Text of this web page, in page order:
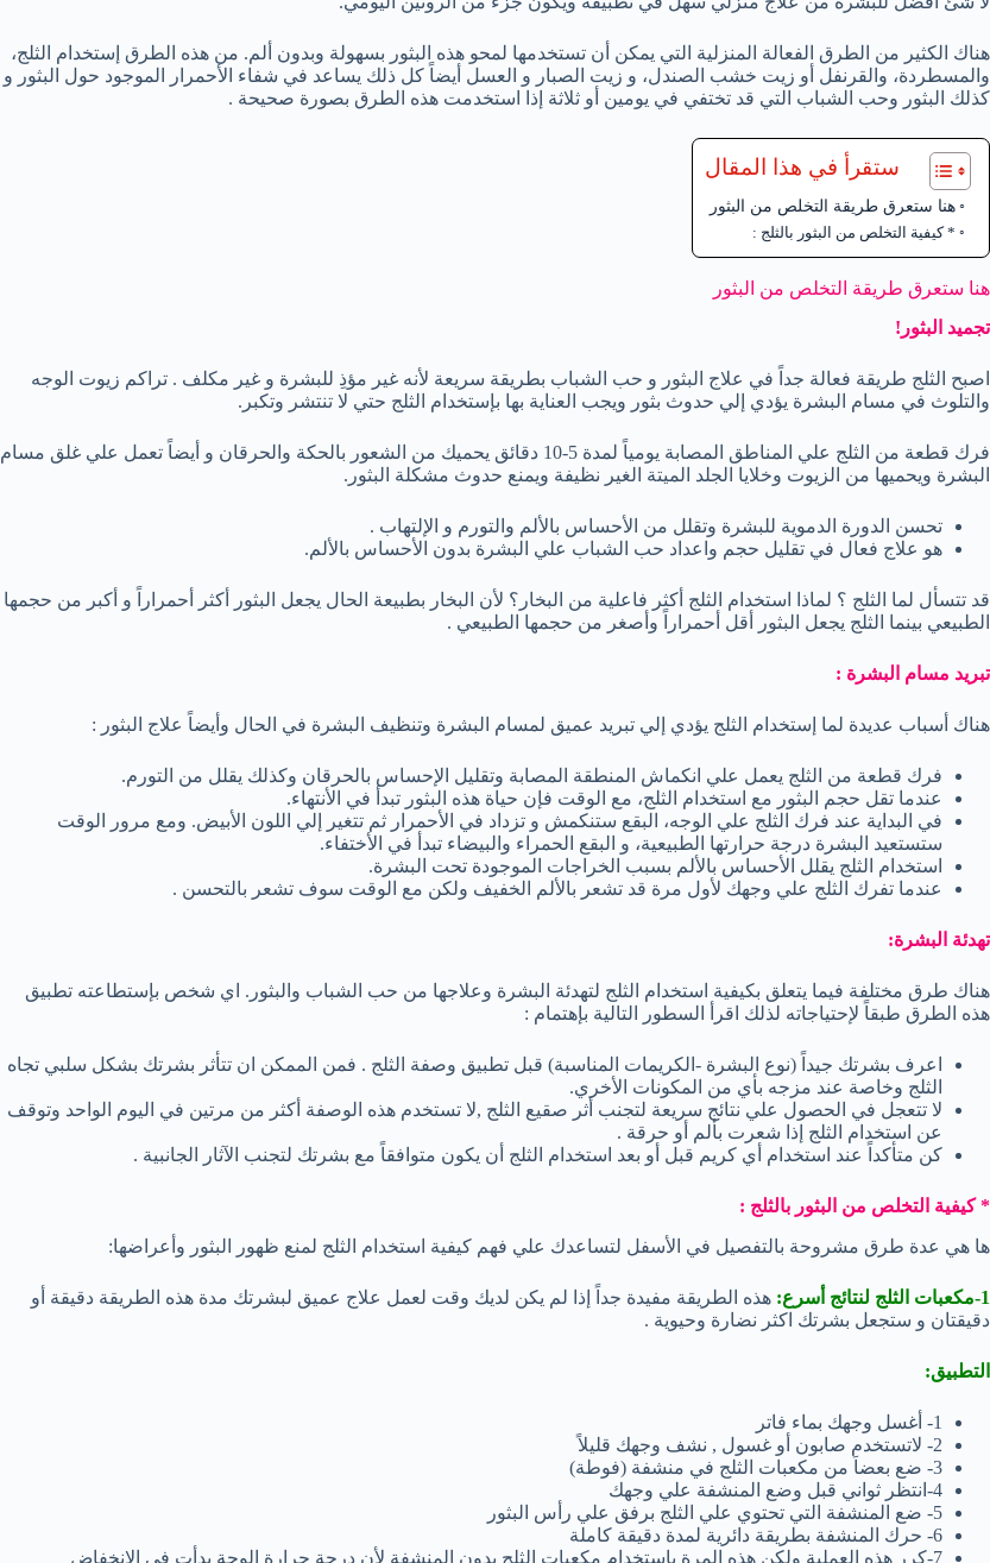
هناك الكثير من الطرق الفعالة المنزلية التي يمكن أن تستخدمها لمحو هذه البثور بسهولة وبدون ألم. من هذه الطرق إستخدام الثلج،
والمسطردة، والقرنفل أو زيت خشب الصندل، و زيت الصبار و العسل أيضاً كل ذلك يساعد في شفاء الأحمرار الموجود حول البثور و
كذلك البثور وحب الشباب التي قد تختفي في يومين أو ثلاثة إذا استخدمت هذه الطرق بصورة صحيحة .
ستقرأ في هذا المقال
هنا ستعرق طريقة التخلص من البثور
* كيفية التخلص من البثور بالثلج :
هنا ستعرق طريقة التخلص من البثور
تجميد البثور!
اصبح الثلج طريقة فعالة جداً في علاج البثور و حب الشباب بطريقة سريعة لأنه غير مؤذِ للبشرة و غير مكلف . تراكم زيوت الوجه
والتلوث في مسام البشرة يؤدي إلي حدوث بثور ويجب العناية بها بإستخدام الثلج حتي لا تنتشر وتكبر.
فرك قطعة من الثلج علي المناطق المصابة يومياً لمدة 5-10 دقائق يحميك من الشعور بالحكة والحرقان و أيضاً تعمل علي غلق مسام
البشرة ويحميها من الزيوت وخلايا الجلد الميتة الغير نظيفة ويمنع حدوث مشكلة البثور.
تحسن الدورة الدموية للبشرة وتقلل من الأحساس بالألم والتورم و الإلتهاب .
هو علاج فعال في تقليل حجم واعداد حب الشباب علي البشرة بدون الأحساس بالألم.
قد تتسأل لما الثلج ؟ لماذا استخدام الثلج أكثر فاعلية من البخار؟ لأن البخار بطبيعة الحال يجعل البثور أكثر أحمراراً و أكبر من حجمها
الطبيعي بينما الثلج يجعل البثور أقل أحمراراً وأصغر من حجمها الطبيعي .
تبريد مسام البشرة :
هناك أسباب عديدة لما إستخدام الثلج يؤدي إلي تبريد عميق لمسام البشرة وتنظيف البشرة في الحال وأيضاً علاج البثور :
فرك قطعة من الثلج يعمل علي انكماش المنطقة المصابة وتقليل الإحساس بالحرقان وكذلك يقلل من التورم.
عندما تقل حجم البثور مع استخدام الثلج، مع الوقت فإن حياة هذه البثور تبدأ في الأنتهاء.
في البداية عند فرك الثلج علي الوجه، البقع ستنكمش و تزداد في الأحمرار ثم تتغير إلي اللون الأبيض. ومع مرور الوقت
ستستعيد البشرة درجة حرارتها الطبيعية، و البقع الحمراء والبيضاء تبدأ في الأختفاء.
استخدام الثلج يقلل الأحساس بالألم بسبب الخراجات الموجودة تحت البشرة.
عندما تفرك الثلج علي وجهك لأول مرة قد تشعر بالألم الخفيف ولكن مع الوقت سوف تشعر بالتحسن .
تهدئة البشرة:
هناك طرق مختلفة فيما يتعلق بكيفية استخدام الثلج لتهدئة البشرة وعلاجها من حب الشباب والبثور. اي شخص بإستطاعته تطبيق
هذه الطرق طبقاً لإحتياجاته لذلك اقرأ السطور التالية بإهتمام :
اعرف بشرتك جيداً (نوع البشرة -الكريمات المناسبة) قبل تطبيق وصفة الثلج . فمن الممكن ان تتأثر بشرتك بشكل سلبي تجاه
الثلج وخاصة عند مزجه بأي من المكونات الأخري.
لا تتعجل في الحصول علي نتائج سريعة لتجنب أثر صقيع الثلج ,لا تستخدم هذه الوصفة أكثر من مرتين في اليوم الواحد وتوقف
عن استخدام الثلج إذا شعرت بألم أو حرقة .
كن متأكداً عند استخدام أي كريم قبل أو بعد استخدام الثلج أن يكون متوافقاً مع بشرتك لتجنب الآثار الجانبية .
* كيفية التخلص من البثور بالثلج :
ها هي عدة طرق مشروحة بالتفصيل في الأسفل لتساعدك علي فهم كيفية استخدام الثلج لمنع ظهور البثور وأعراضها:
1-مكعبات الثلج لنتائج أسرع:
هذه الطريقة مفيدة جداً إذا لم يكن لديك وقت لعمل علاج عميق لبشرتك مدة هذه الطريقة دقيقة أو
دقيقتان و ستجعل بشرتك اكثر نضارة وحيوية .
التطبيق:
1- أغسل وجهك بماء فاتر
2- لاتستخدم صابون أو غسول , نشف وجهك قليلاً
3- ضع بعضاَ من مكعبات الثلج في منشفة (فوطة)
4-انتظر ثواني قبل وضع المنشفة علي وجهك
5- ضع المنشفة التي تحتوي علي الثلج برفق علي رأس البثور
6- حرك المنشفة بطريقة دائرية لمدة دقيقة كاملة
7-كرر هذه العملية ولكن هذه المرة بإستخدام مكعبات الثلج بدون المنشفة لأن درجة حرارة الوجة بدأت في الإنخفاض